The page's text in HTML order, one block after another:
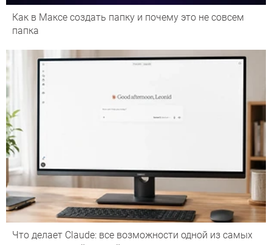
Как в Максе создать папку и почему это не совсем
папка
Что делает Сlaude: все возможности одной из самых